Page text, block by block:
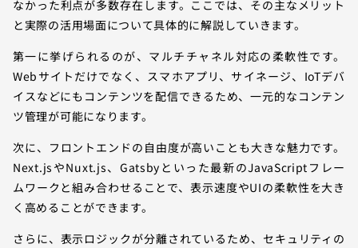
なかった利点が多数存在します。ここでは、その主なメリット
と実際の活用場面について具体的に解説していきます。
第一に挙げられるのが、マルチチャネル対応の柔軟性です。
Webサイトだけでなく、スマホアプリ、サイネージ、IoTデバ
イスなどにもコンテンツを配信できるため、一元的なコンテン
ツ管理が可能になります。
次に、フロントエンドの自由度が高いことも大きな魅力です。
Next.jsやNuxt.js、Gatsbyといった最新のJavaScriptフレー
ムワークと組み合わせることで、表示速度やUIの柔軟性を大き
く高めることができます。
さらに、表示ロジックが分離されているため、セキュリティの